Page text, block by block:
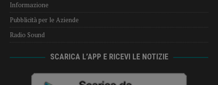
Informazione
Pubblicità per le Aziende
Radio Sound
SCARICA L’APP E RICEVI LE NOTIZIE